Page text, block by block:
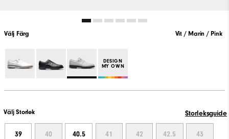
Välj Färg Vit / Marin / Pink
DESIGN
MY OWN
Välj Storlek Storleksguide
39 40 40.5 41 42 42.5 43